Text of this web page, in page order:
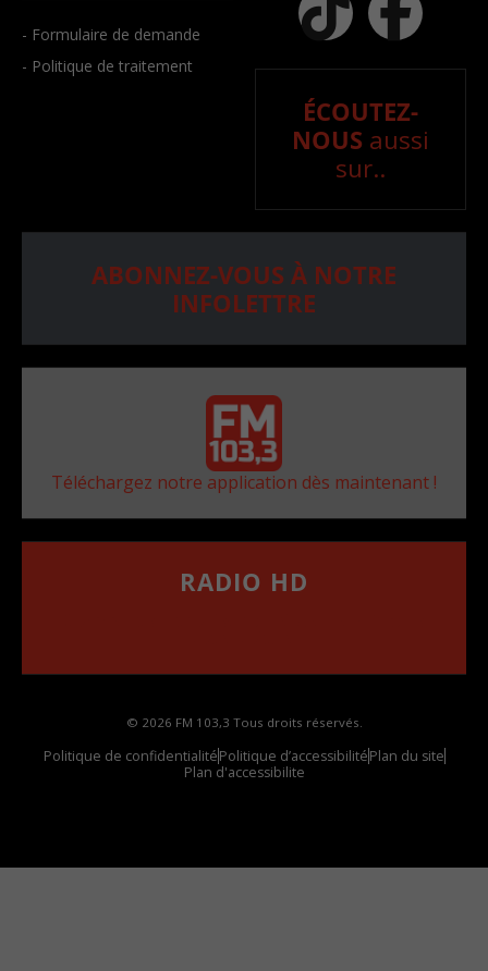
- Formulaire de demande
- Politique de traitement
ÉCOUTEZ-
NOUS aussi
sur..
ABONNEZ-VOUS À NOTRE
INFOLETTRE
Téléchargez notre application dès maintenant !
RADIO HD
© 2026 FM 103,3 Tous droits réservés.
Politique de confidentialitéPolitique d’accessibilitéPlan du site
Plan d'accessibilite